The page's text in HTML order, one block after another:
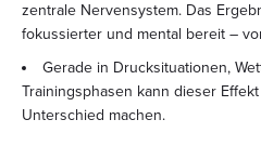
zentrale Nervensystem. Das
fokussierter und mental bereit –
Gerade in Drucksituationen,
Trainingsphasen kann dieser
Unterschied machen.